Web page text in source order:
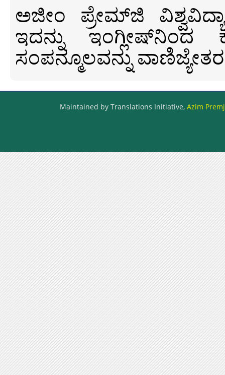
ಅಜೀಂ ಪ್ರೇಮ್‍ಜಿ
ಇದನ್ನು ಇಂಗ್ಲೀಷ್‍ನಿಂದ
ಸಂಪನ್ಮೂಲವನ್ನು
Maintained by Translations Initiative, Azim